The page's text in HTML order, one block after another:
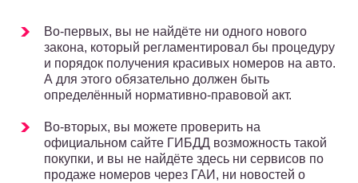
Во-первых, вы не найдёте ни одного нового
закона, который регламентировал бы процедуру
и порядок получения красивых номеров на авто.
А для этого обязательно должен быть
определённый нормативно-правовой акт.
Во-вторых, вы можете проверить на
официальном сайте ГИБДД возможность такой
покупки, и вы не найдёте здесь ни сервисов по
продаже номеров через ГАИ, ни новостей о